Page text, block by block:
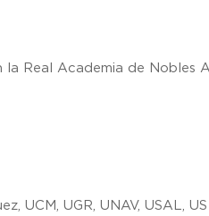
la Real Academia de Nobles
UCM, UGR, UNAV, USAL, US